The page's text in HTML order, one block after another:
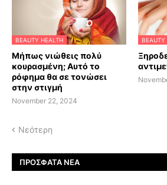
BEAUTY HEALTH
Μήπως νιώθεις πολύ
κουρασμένη; Αυτό το
ρόφημα θα σε τονώσει
στην στιγμή
November 22, 2024
BEAUTY
Νεότερη
ΠΡΌΣΦΑΤΑ ΝΈΑ